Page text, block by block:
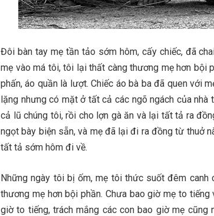
Đôi bàn tay mẹ tần tảo sớm hôm, cấy chiếc, đã
mẹ vào má tôi, tôi lại thất càng thương mẹ hơn bội
phấn, áo quần là lượt. Chiếc áo bà ba đã quen với
lặng nhưng có mặt ở tất cả các ngõ ngách của
cả lũ chúng tôi, rồi cho lợn gà ăn và lại tất tả ra
ngọt bày biện sẵn, và mẹ đã lại đi ra đồng từ thuở
tất tả sớm hôm đi về.
Những ngày tôi bị ốm, mẹ tôi thức suốt đêm
thương mẹ hơn bội phần. Chưa bao giờ mẹ to
giờ to tiếng, trách mắng các con bao giờ mẹ cũng